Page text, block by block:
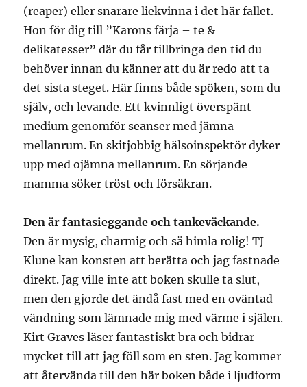
(reaper) eller snarare liekvinna i det här fallet.
Hon för dig till ”Karons färja – te &
delikatesser” där du får tillbringa den tid du
behöver innan du känner att du är redo att ta
det sista steget. Här finns både spöken, som du
själv, och levande. Ett kvinnligt överspänt
medium genomför seanser med jämna
mellanrum. En skitjobbig hälsoinspektör dyker
upp med ojämna mellanrum. En sörjande
mamma söker tröst och försäkran.
Den är fantasieggande och tankeväckande.
Den är mysig, charmig och så himla rolig! TJ
Klune kan konsten att berätta och jag fastnade
direkt. Jag ville inte att boken skulle ta slut,
men den gjorde det ändå fast med en oväntad
vändning som lämnade mig med värme i själen.
Kirt Graves läser fantastiskt bra och bidrar
mycket till att jag föll som en sten. Jag kommer
att återvända till den här boken både i ljudform